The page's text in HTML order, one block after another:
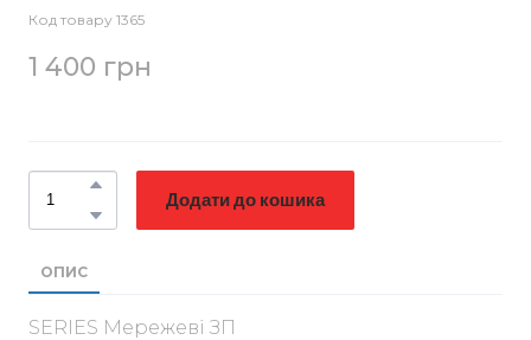
Код товару 1365
1 400 грн
Додати до кошика
ОПИС
SERIES Мережеві ЗП